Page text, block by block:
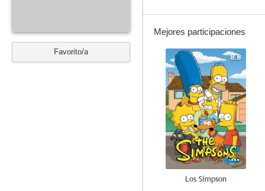
Favorito/a
Mejores participaciones
8.8
Los Simpson